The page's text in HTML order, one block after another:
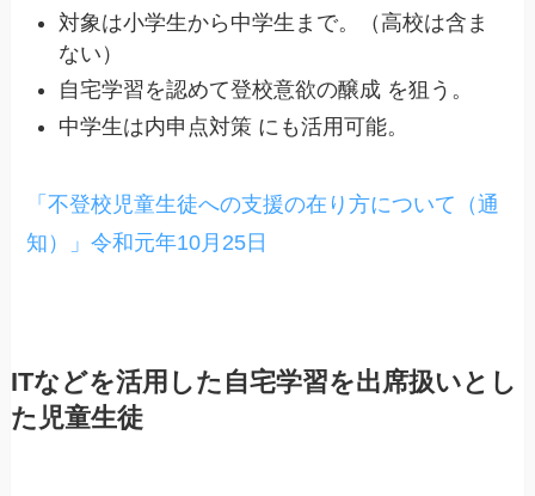
対象は小学生から中学生まで。
（高校は含ま
ない）
自宅学習を認めて登校意欲の醸成 を狙う。
中学生は内申点対策 にも活用可能。
「不登校児童生徒への支援の在り方について（通
知）」令和元年10月25日
ITなどを活用した自宅学習を出席扱いとし
た児童生徒